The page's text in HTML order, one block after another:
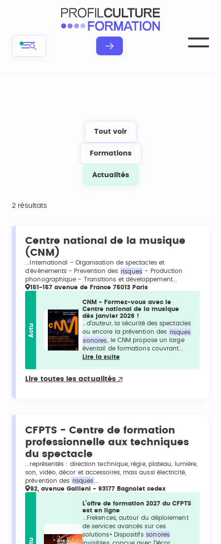
Tout voir
Formations
Actualités
2 résultats
Centre national de la musique
(CNM)
...International - Organisation de spectacles et
d'évènements - Prevention des risques - Production
phonographique - Transitions et développement...
151-157 avenue de France 75013 Paris
Actu
CNM - Formez-vous avec le
Centre national de la musique
dès janvier 2026 !
...d’auteur, la sécurité des spectacles
ou encore la prévention des risques
sonores
, le CNM propose un large
éventail de formations couvrant...
Lire la suite
Lire toutes les actualités
CFPTS - Centre de formation
professionnelle aux techniques
du spectacle
...représentés : direction technique, régie, plateau, lumière,
son, vidéo, décor et accessoires, mais aussi électricité,
prévention des risques
92, avenue Gallieni - 93177 Bagnolet cedex
L’offre de formation 2027 du CFPTS
est en ligne
...Frekences, autour du déploiement
de services avancés sur ces
solutions• Dispositifs sonores
invisibles, conçue avec Décor